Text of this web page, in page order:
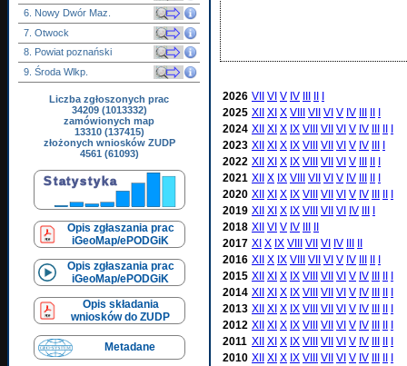
6. Nowy Dwór Maz.
7. Otwock
8. Powiat poznański
9. Środa Wlkp.
Liczba zgłoszonych prac
34209 (1013332)
zamówionych map
13310 (137415)
złożonych wniosków ZUDP
4561 (61093)
Opis zgłaszania prac
iGeoMap/ePODGiK
Opis zgłaszania prac
iGeoMap/ePODGiK
Opis składania
wniosków do ZUDP
Metadane
2026 VII VI V IV
2025 XII XI X VIII VII VI V IV
2024 XII XI X IX VIII VII VI V IV
2023 XII XI X IX VIII VII VI V IV
2022 XII XI X IX VIII VII VI V
2021 XII X IX VIII VII VI V IV
2020 XII XI X IX VIII VII VI V IV
2019 XII XI X IX VIII VII VI IV
2018 XII VI V IV
2017 XI X IX VIII VII VI IV
2016 XII X IX VIII VII VI V IV
2015 XII XI X IX VIII VII VI V IV
2014 XII XI X IX VIII VII VI V IV
2013 XII XI X IX VIII VII VI V IV
2012 XII XI X IX VIII VII VI V IV
2011 XII XI X IX VIII VII VI V IV
2010 XII XI X IX VIII VII VI V IV